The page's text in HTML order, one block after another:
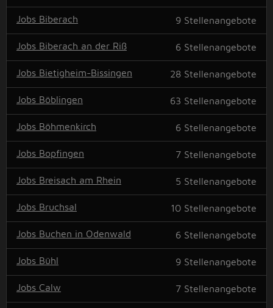
Jobs Biberach 9 Stellenangebote
Jobs Biberach an der Riß 6 Stellenangebote
Jobs Bietigheim-Bissingen 28 Stellenangebote
Jobs Böblingen 63 Stellenangebote
Jobs Böhmenkirch 6 Stellenangebote
Jobs Bopfingen 7 Stellenangebote
Jobs Breisach am Rhein 5 Stellenangebote
Jobs Bruchsal 10 Stellenangebote
Jobs Buchen in Odenwald 6 Stellenangebote
Jobs Bühl 9 Stellenangebote
Jobs Calw 7 Stellenangebote